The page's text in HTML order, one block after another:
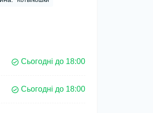
Сьогодні до 18:00
Сьогодні до 18:00